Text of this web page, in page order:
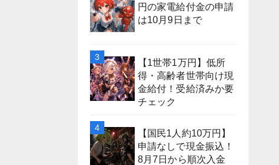
円の家電給付金の申請
は10月9日まで
【1世帯1万円】低所
得・高齢者世帯向け現
金給付！受給済みか要
チェック
【国民1人約10万円】
申請なしで現金振込！
8月7日から順次入金